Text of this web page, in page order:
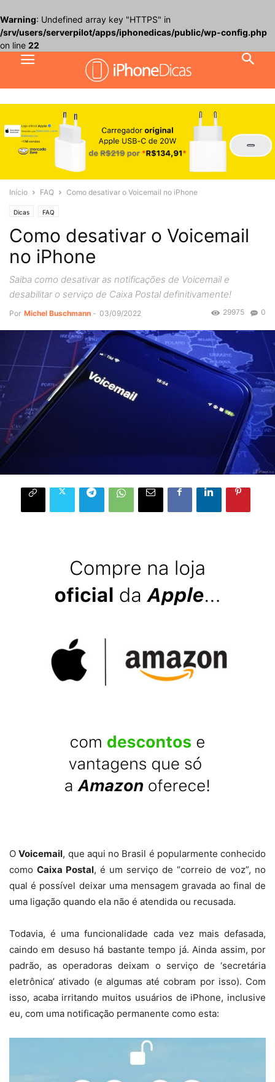
Warning: Undefined array key "HTTPS" in
/srv/users/serverpilot/apps/iphonedicas/public/wp-config.php
on line 22
Início FAQ Como desativar o Voicemail no iPhone
Dicas FAQ
Como desativar o Voicemail
no iPhone
Saiba como desativar as notificações de Voicemail e
desabilitar o serviço de Caixa Postal definitivamente!
Por Michel Buschmann - 03/09/2022 0
29975
OVoicemail, que aqui no Brasil é popularmente conhecido
como Caixa Postal, é um serviço de “correio de voz”, no
qual é possível deixar uma mensagem gravada ao final de
uma ligação quando ela não é atendida ou recusada.
Todavia, é uma funcionalidade cada vez mais defasada,
caindo em desuso há bastante tempo já. Ainda assim, por
padrão, as operadoras deixam o serviço de ‘secretária
eletrônica’ ativado (e algumas até cobram por isso). Com
isso, acaba irritando muitos usuários de iPhone, inclusive
eu, com uma notificação permanente como esta: